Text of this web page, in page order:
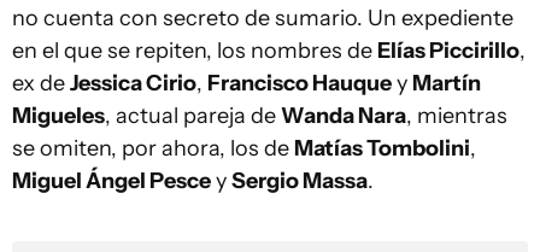
no cuenta con secreto de sumario. Un expediente
en el que se repiten, los nombres de Elías Piccirillo,
ex deJessica Cirio, Francisco Hauquey Martín
Migueles, actual pareja deWanda Nara, mientras
se omiten, por ahora, los de Matías Tombolini,
Miguel Ángel PesceySergio Massa.